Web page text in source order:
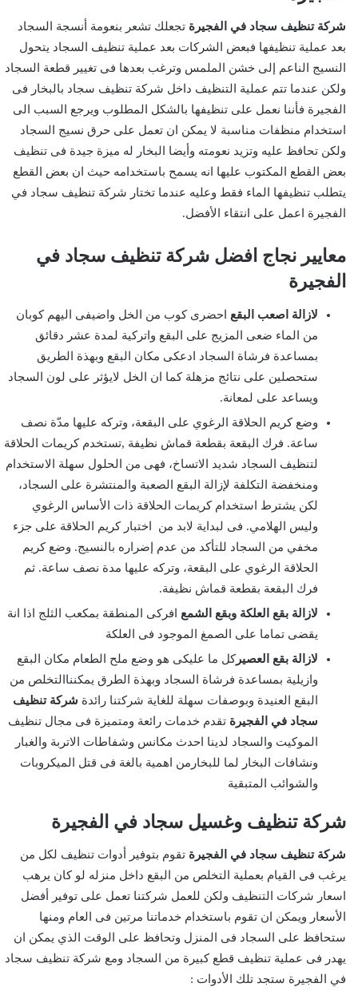
شركة تنظيف سجاد في الفجيرة تجعلك تشعر بنعومة أنسجة السجاد
بعد عملية تنظيفها فبعض الشركات بعد عملية تنظيف السجاد يتحول
النسيج الناعم إلى خشن الملمس وترغب بعدها فى تغيير قطعة السجاد
ولكن عندما تتم عملية التنظيف داخل شركة تنظيف سجاد بالبخار فى
الفجيرة فأننا نعمل على تنظيفها بالشكل المطلوب ويرجع السبب الى
استخدام منظفات مناسبة لا يمكن ان تعمل على حرق نسيج السجاد
ولكن تحافظ عليه وتزيد نعومته وأيضا البخار له ميزة جيدة فى تنظيف
بعض القطع المكتوب عليها انه يسمح باستخدامه حيث ان بعض القطع
يتطلب تنظيفها الماء فقط وعليه عندما تختار شركة تنظيف سجاد في
الفجيرة اعمل على انتقاء الأفضل.
معايير نجاج افضل شركة تنظيف سجاد في
الفجيرة
لازالة اصعب البقع احضرى كوب من الخل واضيفى اليهم كوبان
من الماء ضعى المزيج على البقع واتركية لمدة عشر دقائق
بمساعدة فرشاة السجاد ادعكى مكان البقع وبهذة الطريق
ستحصلين على نتائج مزهلة كما ان الخل لايؤثر على لون السجاد
ويساعد على لمعانة.
وضع كريم الحلاقة الرغوي على البقعة، وتركه عليها مدّة نصف
ساعة. فرك البقعة بقطعة قماش نظيفة ,تستخدم كريمات الحلاقة
لتنظيف السجاد شديد الاتساخ، فهى من الحلول سهلة الاستخدام
ومنخفضة التكلفة لإزالة البقع الصعبة والمنتشرة على السجاد،
لكن يشترط استخدام كريمات الحلاقة ذات الأساس الرغوي
وليس الهلامي. فى لبداية لابد من اختبار كريم الحلاقة على جزء
مخفي من السجاد للتأكد من عدم إضراره بالنسيج. وضع كريم
الحلاقة الرغوي على البقعة، وتركه عليها مدة نصف ساعة. ثم
فرك البقعة بقطعة قماش نظيفة.
لازالة بقع العلكة وبقع الشمع افركى المنطقة بمكعب الثلج اذا انة
يقضى تماما على الصمغ الموجود فى العلكة
لازالة بقع العصيركل ما عليكى هو وضع ملح الطعام مكان البقع
وازيلية بمساعدة فرشاة السجاد وبهذة الطرق يمكنناالتخلص من
البقع العنيدة وبوصفات سهلة للغاية شركتنا رائدة شركة تنظيف
سجاد في الفجيرة تقدم خدمات رائعة ومتميزة فى مجال تنظيف
الموكيت والسجاد لدينا احدث مكانس وشفاطات الاتربة والغبار
ونشافات البخار لما للبخارمن اهمية بالغة فى قتل الميكروبات
والشوائب المتبقية
شركة تنظيف وغسيل سجاد في الفجيرة
شركة تنظيف سجاد في الفجيرة تقوم بتوفير أدوات تنظيف لكل من
يرغب فى القيام بعملية التخلص من البقع داخل منزله لو كان يرهب
اسعار شركات التنظيف ولكن للعمل شركتنا تعمل على توفير أفضل
الأسعار ويمكن ان تقوم باستخدام خدماتنا مرتين فى العام ومنها
ستحافظ على السجاد فى المنزل وتحافظ على الوقت الذي يمكن ان
يهدر فى عملية تنظيف قطع كبيرة من السجاد ومع شركة تنظيف سجاد
في الفجيرة ستجد تلك الأدوات :